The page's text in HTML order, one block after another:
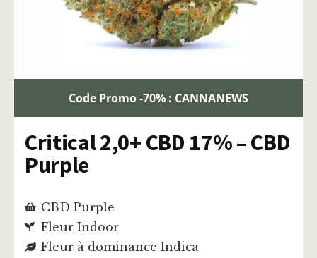
Code Promo -70% : CANNANEWS
Critical 2,0+ CBD 17% – CBD
Purple
CBD Purple
Fleur Indoor
Fleur à dominance Indica